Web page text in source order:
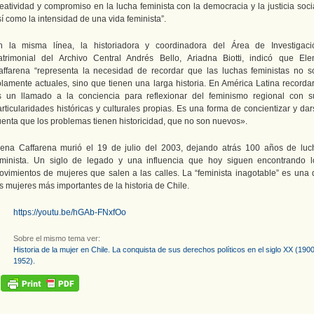
y compromiso en la lucha feminista con la democracia y la justicia
como la intensidad de una vida feminista”.
la misma línea, la historiadora y coordinadora del Área de
del Archivo Central Andrés Bello, Ariadna Biotti, indicó que
“representa la necesidad de recordar que las luchas feministas no
actuales, sino que tienen una larga historia. En América Latina
un llamado a la conciencia para reflexionar del feminismo regional con
históricas y culturales propias. Es una forma de concientizar y
que los problemas tienen historicidad, que no son nuevos».
Caffarena murió el 19 de julio del 2003, dejando atrás 100 años de
Un siglo de legado y una influencia que hoy siguen encontrando
de mujeres que salen a las calles. La “feminista inagotable” es una
mujeres más importantes de la historia de Chile.
https://youtu.be/hGAb-FNxfOo
Sobre el mismo tema ver:
Historia de la mujer en Chile. La conquista de sus derechos políticos en el siglo XX
1952).